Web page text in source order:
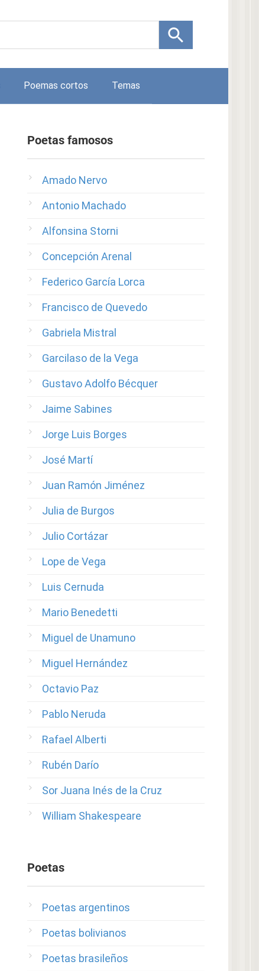
Poemas cortos Temas
Poetas famosos
Amado Nervo
Antonio Machado
Alfonsina Storni
Concepción Arenal
Federico García Lorca
Francisco de Quevedo
Gabriela Mistral
Garcilaso de la Vega
Gustavo Adolfo Bécquer
Jaime Sabines
Jorge Luis Borges
José Martí
Juan Ramón Jiménez
Julia de Burgos
Julio Cortázar
Lope de Vega
Luis Cernuda
Mario Benedetti
Miguel de Unamuno
Miguel Hernández
Octavio Paz
Pablo Neruda
Rafael Alberti
Rubén Darío
Sor Juana Inés de la Cruz
William Shakespeare
Poetas
Poetas argentinos
Poetas bolivianos
Poetas brasileños